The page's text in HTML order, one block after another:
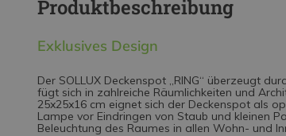
Produktbeschreibung
Exklusives Design
Der SOLLUX Deckenspot „RING“ überzeugt
fügt sich in zahlreiche Räumlichkeiten und
25x25x16 cm eignet sich der Deckenspot als
Lampe vor Eindringen von Staub und kleinen
Beleuchtung des Raumes in allen Wohn- und